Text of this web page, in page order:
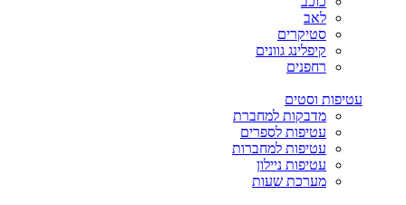
לאב
סטיקרים
קיפלינג גוונים
רחפנים
עטיפות וסטים
מדבקות למחברת
עטיפות לספרים
עטיפות למחברות
עטיפות ניילון
מערכת שעות